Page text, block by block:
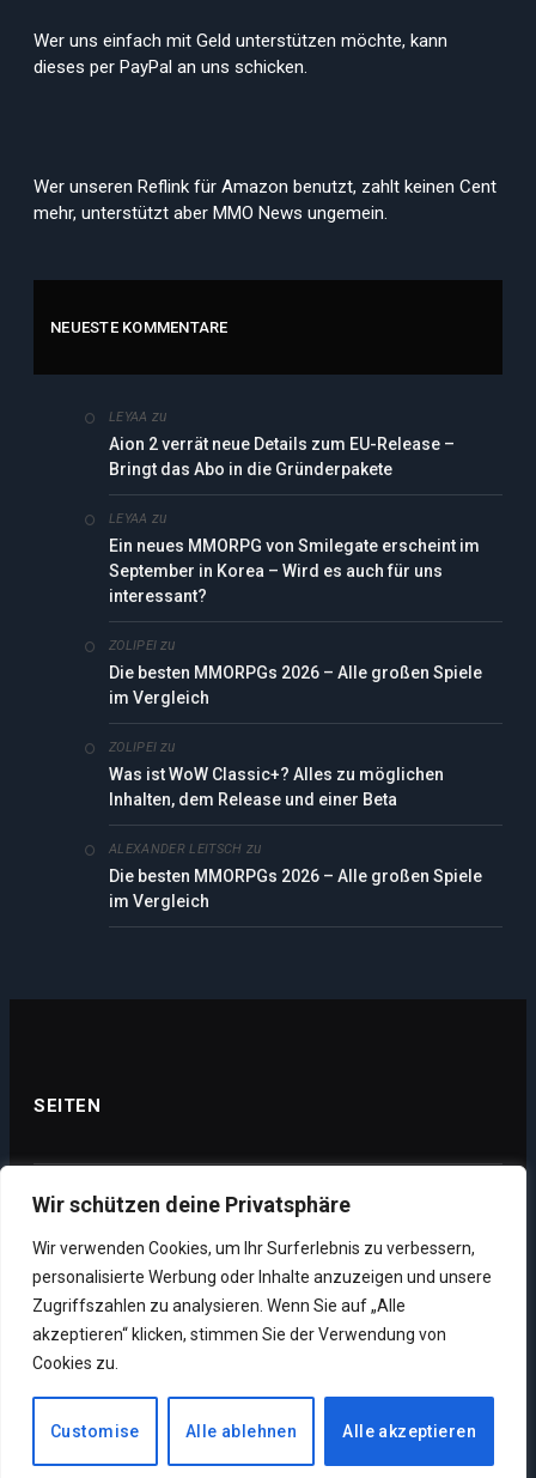
Wir schützen deine Privatsphäre
Wir verwenden Cookies, um Ihr Surferlebnis zu verbessern,
personalisierte Werbung oder Inhalte anzuzeigen und unsere
Zugriffszahlen zu analysieren. Wenn Sie auf „Alle
akzeptieren“ klicken, stimmen Sie der Verwendung von
Cookies zu.
Customise Alle ablehnen Alle akzeptieren
Wer uns einfach mit Geld unterstützen möchte, kann
dieses per PayPal an uns schicken.
Wer unseren Reflink für Amazon benutzt, zahlt keinen Cent
mehr, unterstützt aber MMO News ungemein.
NEUESTE KOMMENTARE
LEYAA zu
Aion 2 verrät neue Details zum EU-Release –
Bringt das Abo in die Gründerpakete
LEYAA zu
Ein neues MMORPG von Smilegate erscheint im
September in Korea – Wird es auch für uns
interessant?
ZOLIPEI zu
Die besten MMORPGs 2026 – Alle großen Spiele
im Vergleich
ZOLIPEI zu
Was ist WoW Classic+? Alles zu möglichen
Inhalten, dem Release und einer Beta
ALEXANDER LEITSCH zu
Die besten MMORPGs 2026 – Alle großen Spiele
im Vergleich
SEITEN
Datenschutz
Impressum
Über uns
Unsere Supporter